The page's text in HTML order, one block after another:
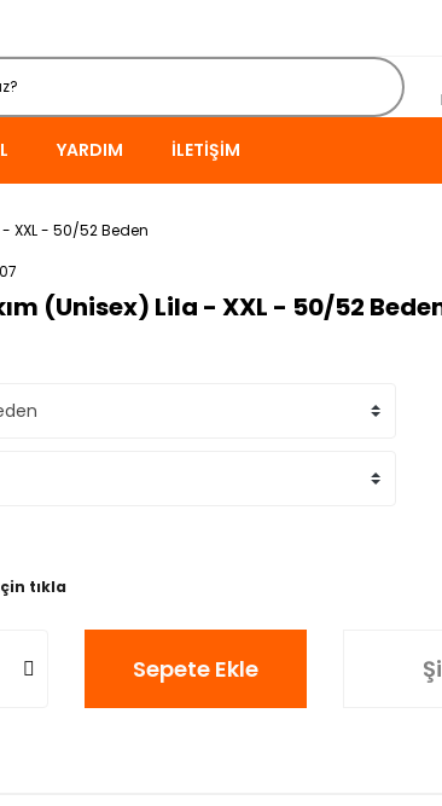
YARDIM İLETIŞIM
XXL - 50/52 Beden
(Unisex) Lila - XXL - 50/52
tıkla
Sepete Ekle